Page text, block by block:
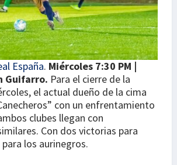
España. Miércoles 7:30 PM |
Guifarro. Para el cierre de la
el actual dueño de la cima
con un enfrentamiento
clubes llegan con
Con dos victorias para
los aurinegros.